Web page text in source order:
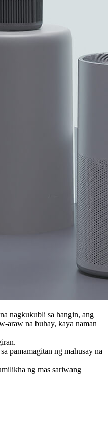
nagkukubli sa hangin, ang
araw na buhay, kaya naman
pamamagitan ng mahusay na
ng mas sariwang